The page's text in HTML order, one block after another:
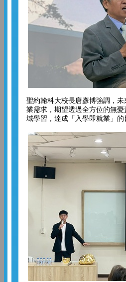
聖約翰科大校長唐彥博強調，
業需求，期望透過全方位的無
域學習，達成「入學即就業」的